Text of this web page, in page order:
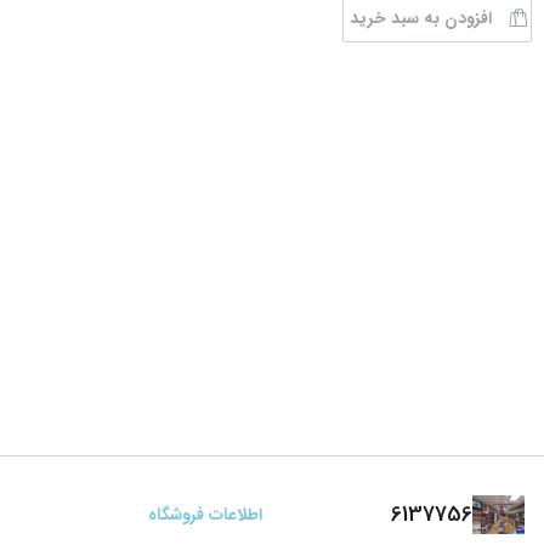
افزودن به سبد خرید
6137756 اطلاعات فروشگاه